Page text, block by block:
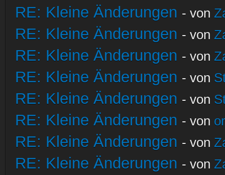
RE: Kleine Änderungen - von
RE: Kleine Änderungen - von
RE: Kleine Änderungen - von
RE: Kleine Änderungen - von
RE: Kleine Änderungen - von
RE: Kleine Änderungen - von
RE: Kleine Änderungen - von
RE: Kleine Änderungen - von